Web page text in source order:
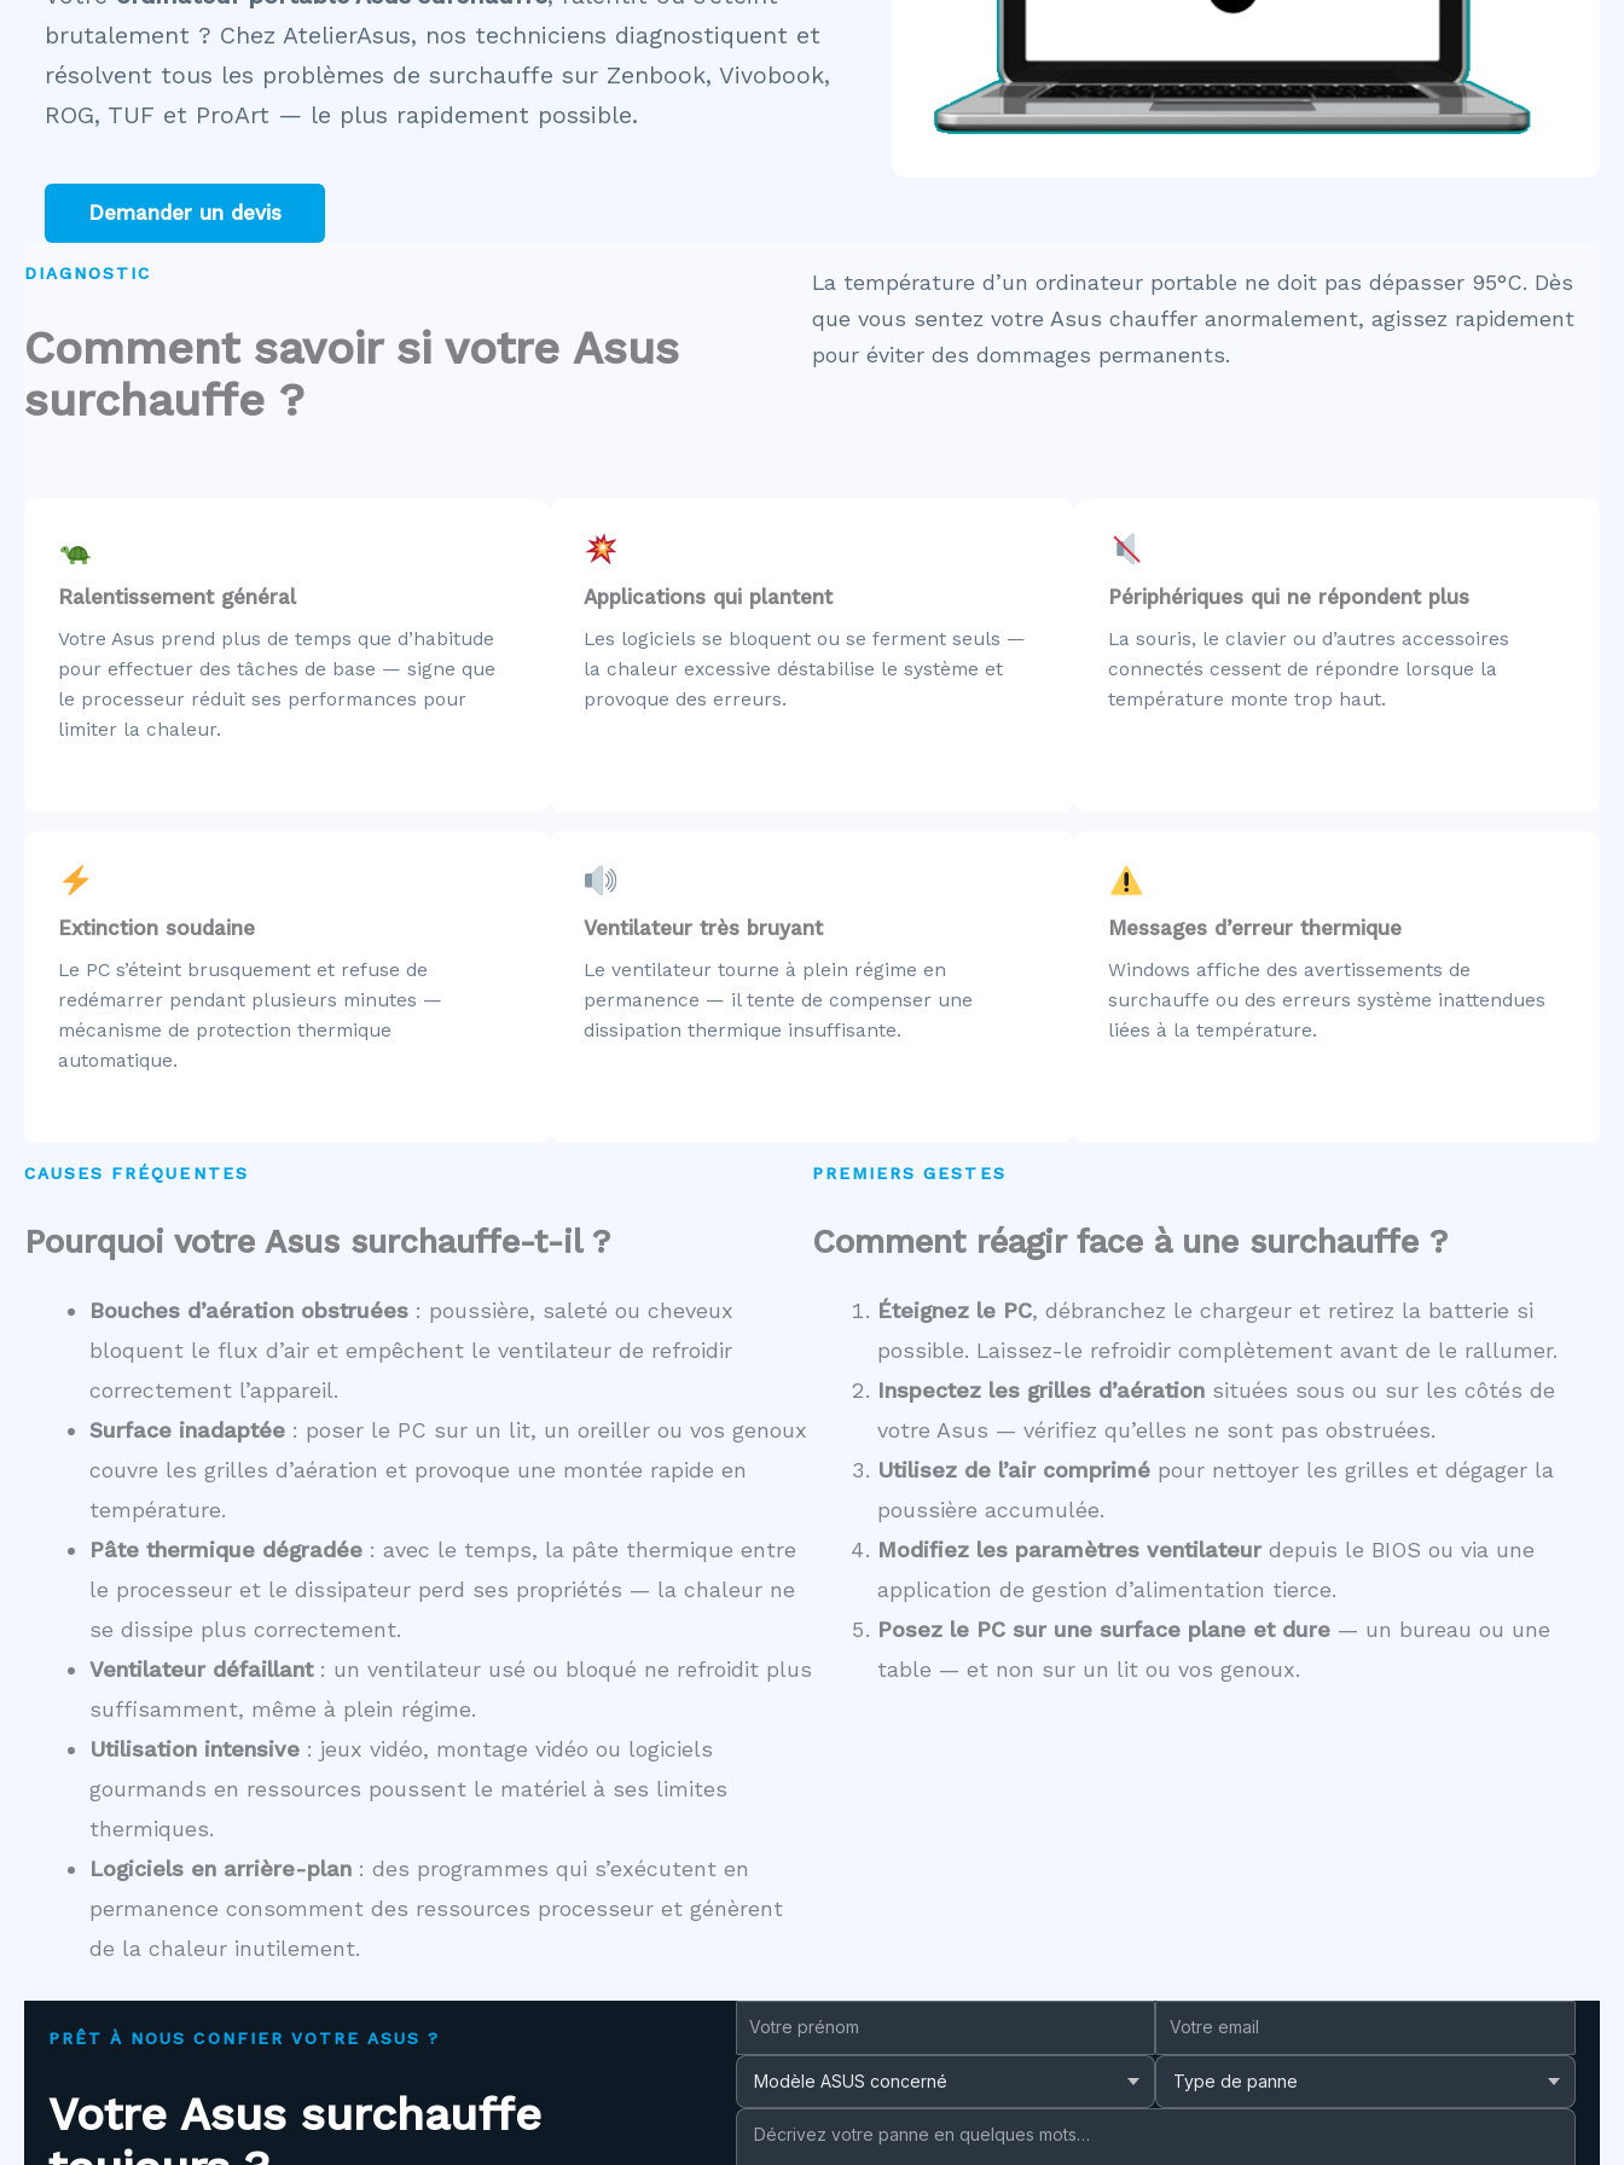
brutalement ? Chez AtelierAsus, nos techniciens diagnostiquent et
résolvent tous les problèmes de surchauffe sur Zenbook, Vivobook,
ROG, TUF et ProArt — le plus rapidement possible.
Demander un devis
DIAGNOSTIC
Comment savoir si votre Asus
surchauffe ?
La température d’un ordinateur portable ne doit pas dépasser 95°C. Dès
que vous sentez votre Asus chauffer anormalement, agissez rapidement
pour éviter des dommages permanents.
Ralentissement général
Votre Asus prend plus de temps que d’habitude
pour effectuer des tâches de base — signe que
le processeur réduit ses performances pour
limiter la chaleur.
Applications qui plantent
Les logiciels se bloquent ou se ferment seuls —
la chaleur excessive déstabilise le système et
provoque des erreurs.
Périphériques qui ne répondent plus
La souris, le clavier ou d’autres accessoires
connectés cessent de répondre lorsque la
température monte trop haut.
Extinction soudaine
Le PC s’éteint brusquement et refuse de
redémarrer pendant plusieurs minutes —
mécanisme de protection thermique
automatique.
Ventilateur très bruyant
Le ventilateur tourne à plein régime en
permanence — il tente de compenser une
dissipation thermique insuffisante.
Messages d’erreur thermique
Windows affiche des avertissements de
surchauffe ou des erreurs système inattendues
liées à la température.
CAUSES FRÉQUENTES
Pourquoi votre Asus surchauffe-t-il ?
Bouches d’aération obstruées: poussière, saleté ou cheveux
bloquent le flux d’air et empêchent le ventilateur de refroidir
correctement l’appareil.
Surface inadaptée: poser le PC sur un lit, un oreiller ou vos genoux
couvre les grilles d’aération et provoque une montée rapide en
température.
Pâte thermique dégradée: avec le temps, la pâte thermique entre
le processeur et le dissipateur perd ses propriétés — la chaleur ne
se dissipe plus correctement.
Ventilateur défaillant: un ventilateur usé ou bloqué ne refroidit plus
suffisamment, même à plein régime.
Utilisation intensive: jeux vidéo, montage vidéo ou logiciels
gourmands en ressources poussent le matériel à ses limites
thermiques.
Logiciels en arrière-plan: des programmes qui s’exécutent en
permanence consomment des ressources processeur et génèrent
de la chaleur inutilement.
PREMIERS GESTES
Comment réagir face à une surchauffe ?
Éteignez le PC, débranchez le chargeur et retirez la batterie si
possible. Laissez-le refroidir complètement avant de le rallumer.
Inspectez les grilles d’aérationsituées sous ou sur les côtés de
votre Asus — vérifiez qu’elles ne sont pas obstruées.
Utilisez de l’air comprimépour nettoyer les grilles et dégager la
poussière accumulée.
Modifiez les paramètres ventilateurdepuis le BIOS ou via une
application de gestion d’alimentation tierce.
Posez le PC sur une surface plane et dure— un bureau ou une
table — et non sur un lit ou vos genoux.
PRÊT À NOUS CONFIER VOTRE ASUS ?
Votre Asus surchauffe